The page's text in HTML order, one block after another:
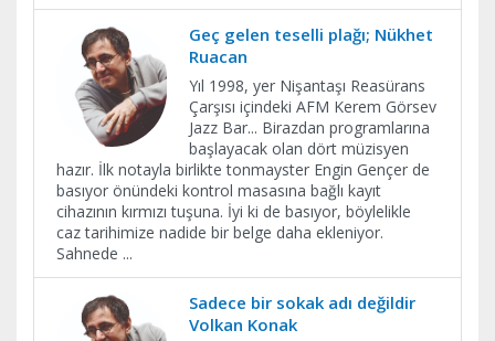
Geç gelen teselli plağı; Nükhet
Ruacan
Yıl 1998, yer Nişantaşı Reasürans
Çarşısı içindeki AFM Kerem Görsev
Jazz Bar... Birazdan programlarına
başlayacak olan dört müzisyen
hazır. İlk notayla birlikte tonmayster Engin Gençer de
basıyor önündeki kontrol masasına bağlı kayıt
cihazının kırmızı tuşuna. İyi ki de basıyor, böylelikle
caz tarihimize nadide bir belge daha ekleniyor.
Sahnede ...
Sadece bir sokak adı değildir
Volkan Konak